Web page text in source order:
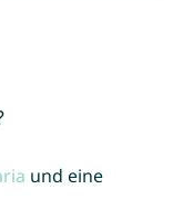
und eine